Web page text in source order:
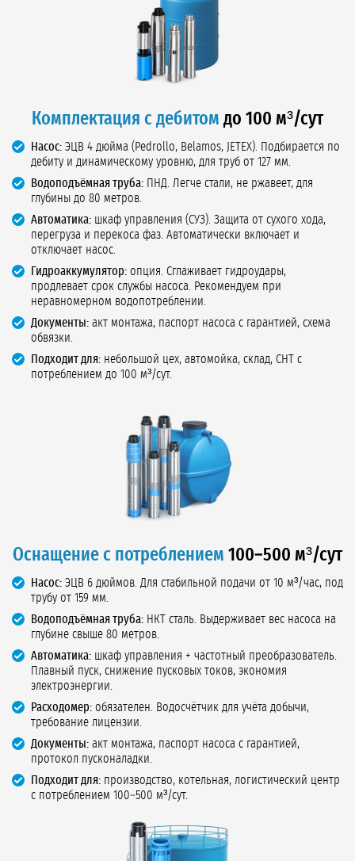
Комплектация с дебитом до 100 м³/сут
Насос: ЭЦВ 4 дюйма (Pedrollo, Belamos, JETEX). Подбирается по
дебиту и динамическому уровню, для труб от 127 мм.
Водоподъёмная труба: ПНД. Легче стали, не ржавеет, для
глубины до 80 метров.
Автоматика: шкаф управления (СУЗ). Защита от сухого хода,
перегруза и перекоса фаз. Автоматически включает и
отключает насос.
Гидроаккумулятор: опция. Сглаживает гидроудары,
продлевает срок службы насоса. Рекомендуем при
неравномерном водопотреблении.
Документы: акт монтажа, паспорт насоса с гарантией, схема
обвязки.
Подходит для: небольшой цех, автомойка, склад, СНТ с
потреблением до 100 м³/сут.
Оснащение с потреблением 100–500 м³/сут
Насос: ЭЦВ 6 дюймов. Для стабильной подачи от 10 м³/час, под
трубу от 159 мм.
Водоподъёмная труба: НКТ сталь. Выдерживает вес насоса на
глубине свыше 80 метров.
Автоматика: шкаф управления + частотный преобразователь.
Плавный пуск, снижение пусковых токов, экономия
электроэнергии.
Расходомер: обязателен. Водосчётчик для учёта добычи,
требование лицензии.
Документы: акт монтажа, паспорт насоса с гарантией,
протокол пусконаладки.
Подходит для: производство, котельная, логистический центр
с потреблением 100–500 м³/сут.